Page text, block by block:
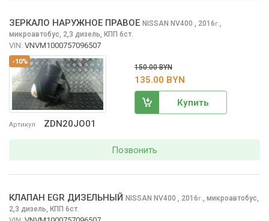
-10%
Артикул ZDN20JO01
ЗЕРКАЛО НАРУЖНОЕ ПРАВОЕ NISSAN NV400 , 2016г.,
микроавтобус, 2,3 дизель, КПП 6ст.
VIN: VNVM1000757096507
150.00 BYN
135.00 BYN
Купить
Позвонить
КЛАПАН EGR ДИЗЕЛЬНЫЙ NISSAN NV400 , 2016г., микроавтобус,
2,3 дизель, КПП 6ст.